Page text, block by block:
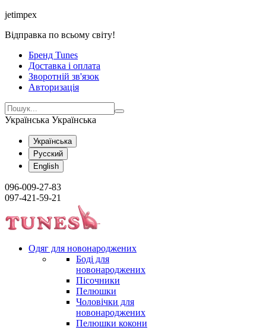
jetimpex
Відправка по всьому світу!
Бренд Tunes
Доставка і оплата
Зворотній зв'язок
Авторизація
Українська Українська
Українська
Русский
English
096-009-27-83
097-421-59-21
Одяг для новонароджених
Боді для
новонароджених
Пісочники
Пелюшки
Чоловічки для
новонароджених
Пелюшки кокони